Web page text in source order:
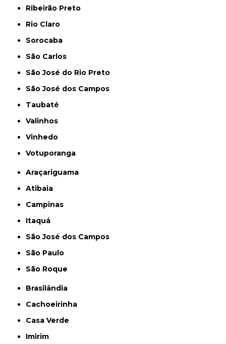
Ribeirão Preto
Rio Claro
Sorocaba
São Carlos
São José do Rio Preto
São José dos Campos
Taubaté
Valinhos
Vinhedo
Votuporanga
Araçariguama
Atibaia
Campinas
Itaquá
São José dos Campos
São Paulo
São Roque
Brasilândia
Cachoeirinha
Casa Verde
Imirim